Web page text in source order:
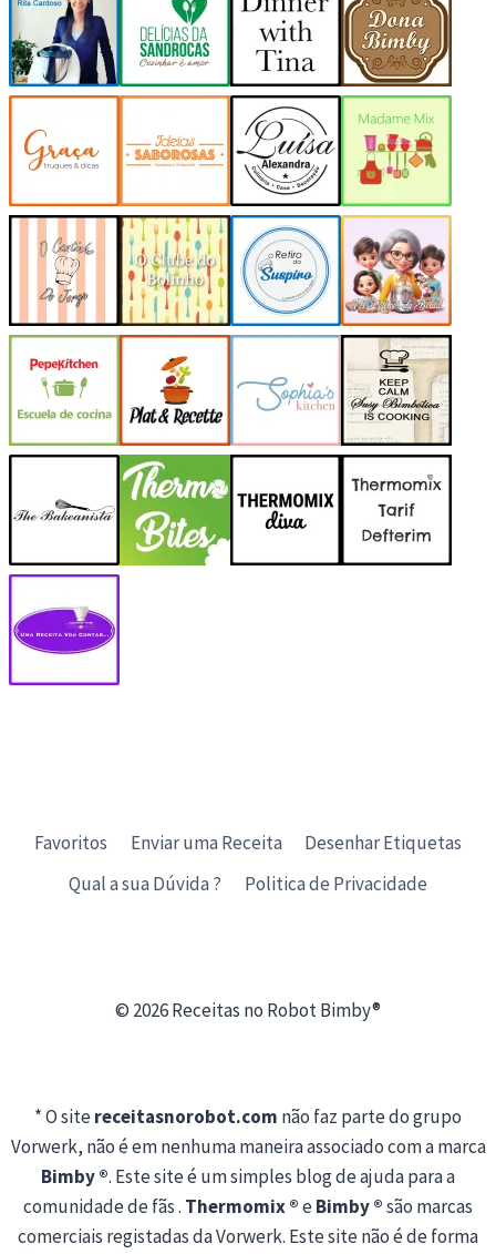
Favoritos Enviar uma Receita
Desenhar Etiquetas
Qual a sua Dúvida ?
Politica de Privacidade
© 2026 Receitas no Robot Bimby®
* O sitereceitasnorobot.com não faz parte do grupo
Vorwerk, não é em nenhuma maneira associado com a marca
Bimby ®. Este site é um simples blog de ajuda para a
comunidade de fãs . Thermomix ®eBimby ®são marcas
comerciais registadas da Vorwerk. Este site não é de forma